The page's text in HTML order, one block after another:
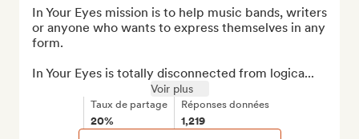
In Your Eyes mission is to help music bands, writers
or anyone who wants to express themselves in any
form.
In Your Eyes is totally disconnected from logica...
Voir plus
Taux de partage
20%
Réponses données
1,219